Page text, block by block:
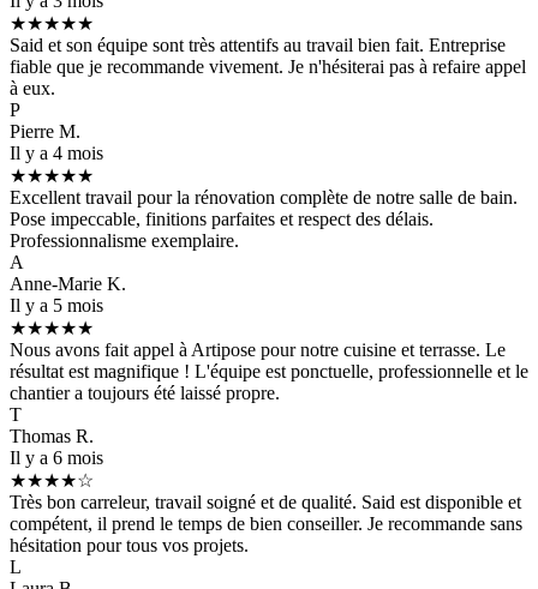
★★★★★
Said et son équipe sont très attentifs au travail bien fait. Entreprise
fiable que je recommande vivement. Je n'hésiterai pas à refaire appel
à eux.
P
Pierre M.
Il y a 4 mois
★★★★★
Excellent travail pour la rénovation complète de notre salle de bain.
Pose impeccable, finitions parfaites et respect des délais.
Professionnalisme exemplaire.
A
Anne-Marie K.
Il y a 5 mois
★★★★★
Nous avons fait appel à Artipose pour notre cuisine et terrasse. Le
résultat est magnifique ! L'équipe est ponctuelle, professionnelle et le
chantier a toujours été laissé propre.
T
Thomas R.
Il y a 6 mois
★★★★☆
Très bon carreleur, travail soigné et de qualité. Said est disponible et
compétent, il prend le temps de bien conseiller. Je recommande sans
hésitation pour tous vos projets.
L